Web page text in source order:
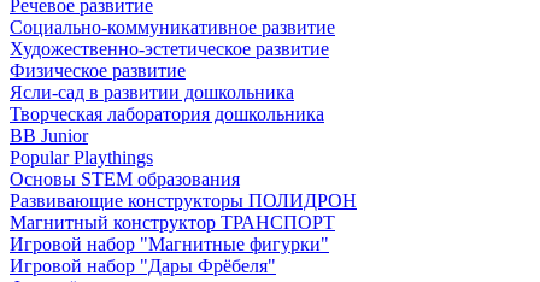
Речевое развитие
Социально-коммуникативное развитие
Художественно-эстетическое развитие
Физическое развитие
Ясли-сад в развитии дошкольника
Творческая лаборатория дошкольника
BB Junior
Popular Playthings
Основы STEM образования
Развивающие конструкторы ПОЛИДРОН
Магнитный конструктор ТРАНСПОРТ
Игровой набор "Магнитные фигурки"
Игровой набор "Дары Фрёбеля"